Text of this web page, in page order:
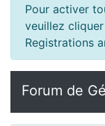
Pour activer
veuillez
Registrations
Forum de